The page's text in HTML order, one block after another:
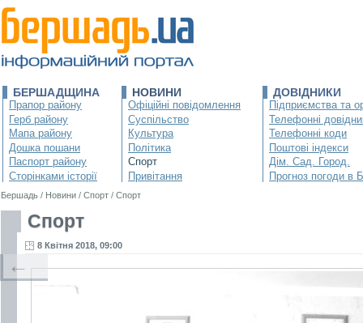
БЕРШАДЩИНА
Прапор району
Герб району
Мапа району
Дошка пошани
Паспорт району
Сторінками історії
НОВИНИ
Офіційні повідомлення
Суспільство
Культура
Політика
Спорт
Привітання
ДОВІДНИКИ
Підприємства та
Телефонні
Телефонні коди
Поштові індекси
Дім. Сад. Город.
Прогноз погоди в
Бершадь / Новини / Спорт / Спорт
Спорт
8 Квітня 2018, 09:00
←